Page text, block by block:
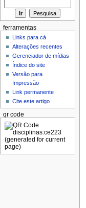
ferramentas
Links para cá
Alterações recentes
Gerenciador de mídias
Índice do site
Versão para
Impressão
Link permanente
Cite este artigo
qr code